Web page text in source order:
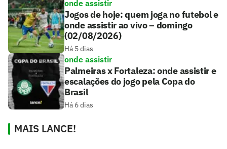
onde assistir
Jogos de hoje: quem joga no futebol e
onde assistir ao vivo – domingo
(02/08/2026)
Há 5 dias
onde assistir
Palmeiras x Fortaleza: onde assistir e
escalações do jogo pela Copa do
Brasil
Há 6 dias
MAIS LANCE!